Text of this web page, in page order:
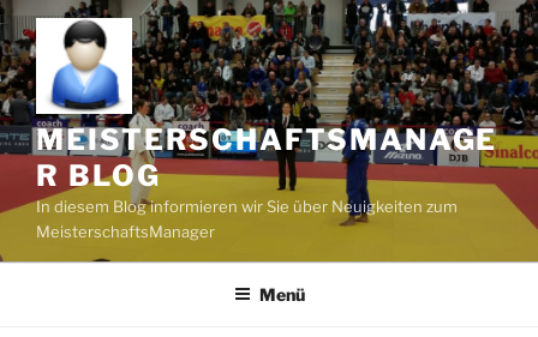
Zum
Inhalt
springen
MEISTERSCHAFTSMANAGE
R BLOG
In diesem Blog informieren wir Sie über Neuigkeiten zum
MeisterschaftsManager
Menü